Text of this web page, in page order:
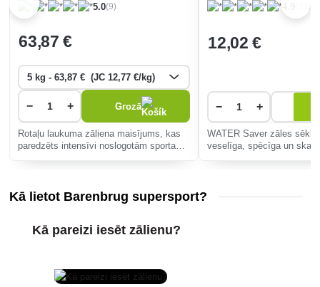
5.0(9)
63,87 €
− + Grozā
Rotaļu laukuma zāliena maisījums, kas
paredzēts intensīvi noslogotām sporta
(23)
12,02 €
− +
WATER Saver zāles
veselīga, spēcīga un
Kā lietot Barenbrug supersport?
Kā pareizi iesēt zālienu?